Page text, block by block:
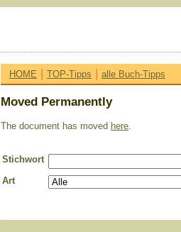
HOME | TOP-Tipps | alle Buch-Tipps
Moved Permanently
The document has moved here.
Stichwort
Art